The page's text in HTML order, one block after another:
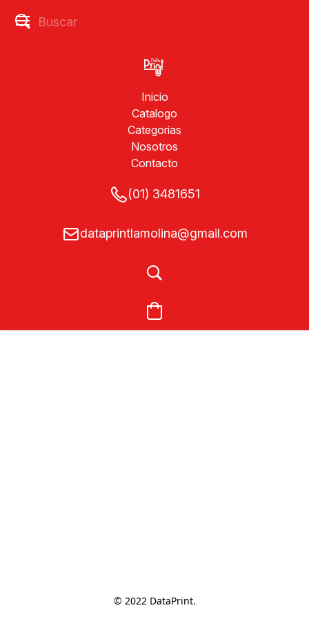
Inicio
Catalogo
Categorias
Nosotros
Contacto
(01) 3481651
dataprintlamolina@gmail.com
© 2022 DataPrint.